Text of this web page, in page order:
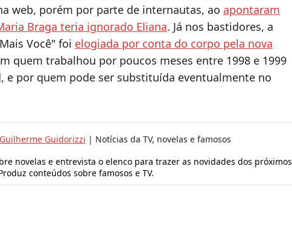
web, porém por parte de internautas, ao apontaram
Braga teria ignorado Eliana. Já nos bastidores, a
Você" foi elogiada por conta do corpo pela nova
quem trabalhou por poucos meses entre 1998 e 1999
e por quem pode ser substituída eventualmente no
Guilherme Guidorizzi | Notícias da TV, novelas e famosos
novelas e entrevista o elenco para trazer as novidades dos próximos
conteúdos sobre famosos e TV.